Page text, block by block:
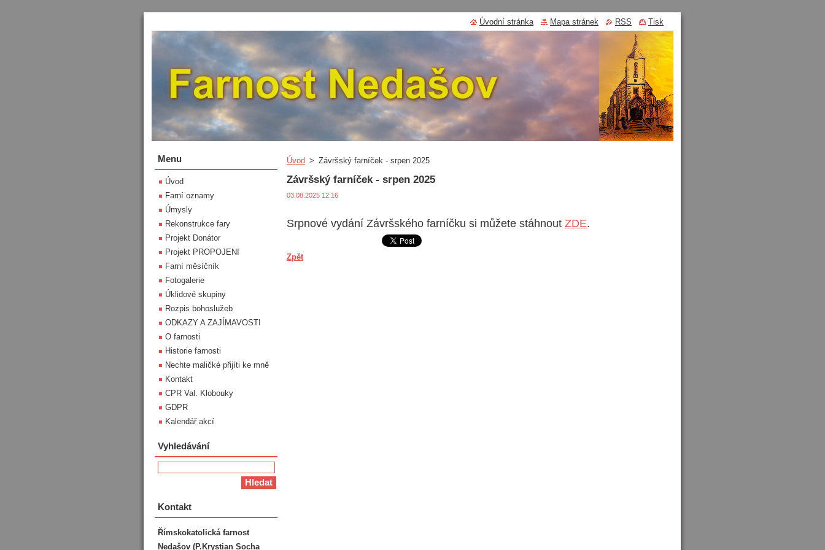
Úvod > Závršský farníček - srpen 2025
Závršský farníček - srpen 2025
03.08.2025 12:16
Srpnové vydání Závršského farníčku si můžete stáhnout ZDE.
Zpět
Menu
Úvod
Farní oznamy
Úmysly
Rekonstrukce fary
Projekt Donátor
Projekt PROPOJENI
Farní měsíčník
Fotogalerie
Úklidové skupiny
Rozpis bohoslužeb
ODKAZY A ZAJÍMAVOSTI
O farnosti
Historie farnosti
Nechte maličké přijíti ke mně
Kontakt
CPR Val. Klobouky
GDPR
Kalendář akcí
Vyhledávání
Kontakt
Římskokatolická farnost
Nedašov (P.Krystian Socha
Úvodní stránka Mapa stránek RSS Tisk